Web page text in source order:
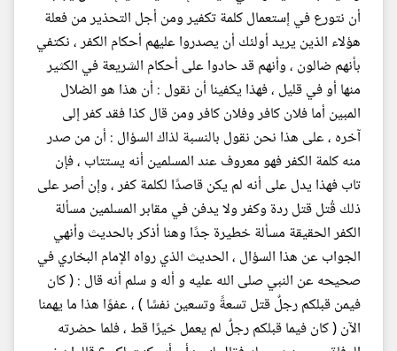
أن نتورع في إستعمال كلمة تكفير ومن أجل التحذير من فعلة
هؤلاء الذين يريد أولئك أن يصدروا عليهم أحكام الكفر ، نكتفي
بأنهم ضالون ، وأنهم قد حادوا على أحكام الشريعة في الكثير
منها أو في قليل ، فهذا يكفينا أن نقول : أن هذا هو الضلال
المبين أما فلان كافر وفلان كافر ومن قال كذا فقد كفر إلى
آخره ، على هذا نحن نقول بالنسبة لذاك السؤال : أن من صدر
منه كلمة الكفر فهو معروف عند المسلمين أنه يستتاب ، فإن
تاب فهذا يدل على أنه لم يكن قاصدًا لكلمة كفر ، وإن أصر على
ذلك قُتل قتل ردة وكفر ولا يدفن في مقابر المسلمين مسألة
الكفر الحقيقة مسألة خطيرة جدًا وهنا أذكر بالحديث وأنهي
الجواب عن هذا السؤال ، الحديث الذي رواه الإمام البخاري في
صحيحه عن النبي صلى الله عليه و أله و سلم أنه قال : ( كان
فيمن قبلكم رجلٌ قتل تسعةً وتسعين نفسًا ) ، عفوًا هذا ما يهمنا
الآن ( كان فيما قبلكم رجلٌ لم يعمل خيرًا قط ، فلما حضرته